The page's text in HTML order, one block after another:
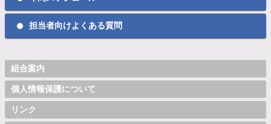
担当者向けよくある質問
組合案内
個人情報保護について
リンク